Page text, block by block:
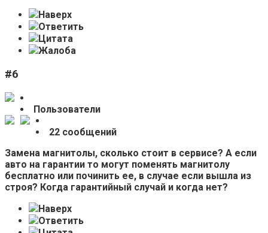
Наверх
Ответить
Цитата
Жалоба
#6
Пользователи
22 сообщений
Замена магнитолы, сколько стоит в сервисе? А если
авто на гарантии то могут поменять магнитолу
бесплатно или починить ее, в случае если вышла из
строя? Когда гарантийный случай и когда нет?
Наверх
Ответить